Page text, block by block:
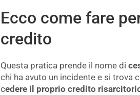
Ecco come fare
credito
Questa pratica prende il nome di
chi ha avuto un incidente e si trova
cedere il proprio credito